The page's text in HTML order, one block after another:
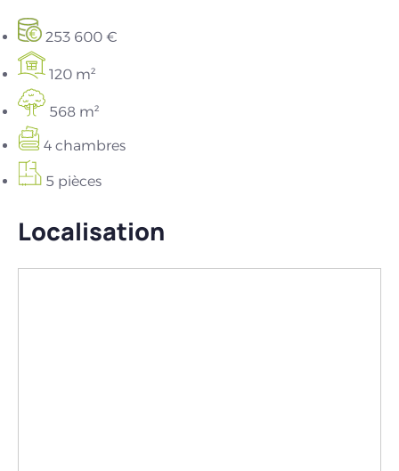
253 600 €
120 m²
568 m²
4 chambres
5 pièces
Localisation